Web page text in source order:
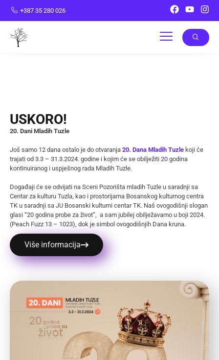
+387 35 280 026
USKORO!
20. Dani Mladih Tuzle
Još samo 12 dana ostalo je do otvaranja 20. Dana Mladih Tuzle koji će
trajati od 3.3 – 31.3.2024. godine i kojim će se obilježiti 20 godina
kontinuiranog i uspješnog rada Mladih Tuzle.
Događaji će se odvijati na Sceni Pozorišta mladih Tuzle u saradnji sa
Centar za kulturu Tuzla, kao i prostorijama Bosanskog kulturnog centra
TK u saradnji sa JU Bosanski kulturni centar TK. Naš ovogodišnji slogan
glasi “20 godina probe za život”, a sam jubilej obilježavamo u boji 2024.
(Peach Fuzz 13 – 1023), dok je simbol ovogodišnjih Dana kruna.
Više informacija